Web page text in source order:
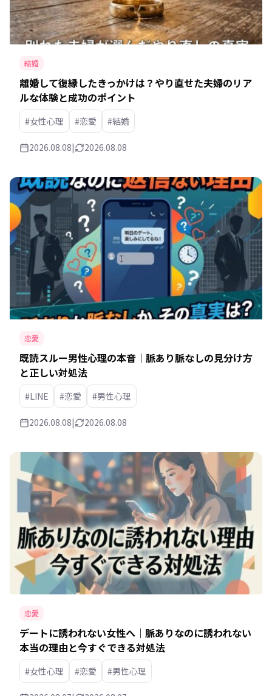
結婚
離婚して復縁したきっかけは？やり直せた夫婦のリア
ルな体験と成功のポイント
#女性心理 #恋愛 #結婚
2026.08.08| 2026.08.08
恋愛
既読スルー男性心理の本音｜脈あり脈なしの見分け方
と正しい対処法
#LINE #恋愛 #男性心理
2026.08.08| 2026.08.08
恋愛
デートに誘われない女性へ｜脈ありなのに誘われない
本当の理由と今すぐできる対処法
#女性心理 #恋愛 #男性心理